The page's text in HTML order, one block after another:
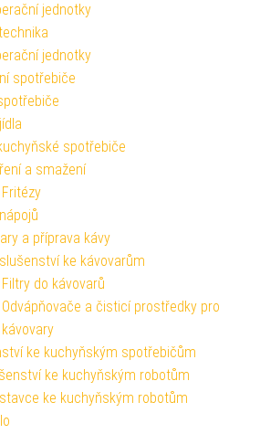
jednotky
jednotky
spotřebiče
spotřebiče
a smažení
Fritézy
a příprava kávy
ke kávovarům
Filtry do kávovarů
Odvápňovače a čisticí prostředky pro
kávovary
ke kuchyňským spotřebičům
ke kuchyňským robotům
ke kuchyňským robotům